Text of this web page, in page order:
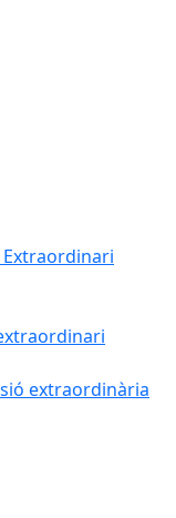
Extraordinari
extraordinària